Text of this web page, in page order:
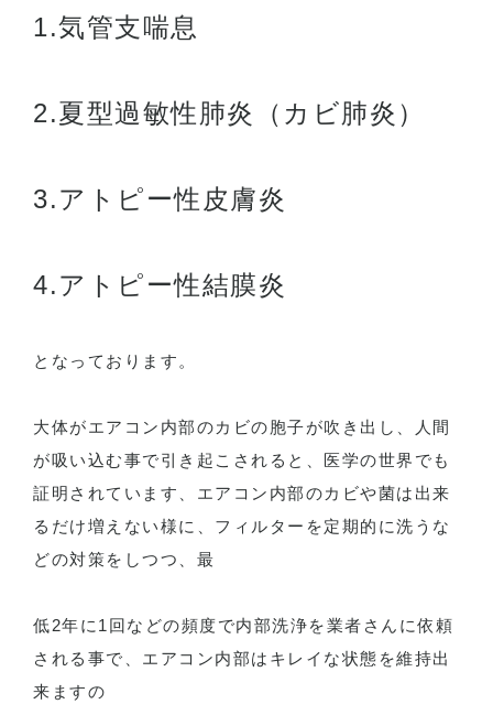
1.気管支喘息
2.夏型過敏性肺炎（カビ肺炎）
3.アトピー性皮膚炎
4.アトピー性結膜炎
となっております。
大体がエアコン内部のカビの胞子が吹き出し、人間
が吸い込む事で引き起こされると、医学の世界でも
証明されています、エアコン内部のカビや菌は出来
るだけ増えない様に、フィルターを定期的に洗うな
どの対策をしつつ、最
低2年に1回などの頻度で内部洗浄を業者さんに依頼
される事で、エアコン内部はキレイな状態を維持出
来ますの